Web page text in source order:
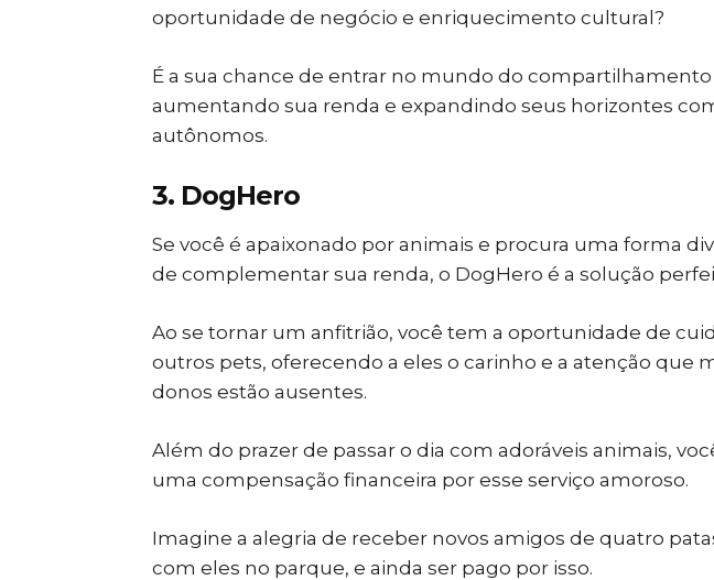
oportunidade de negócio e enriquecimento cultural?
É a sua chance de entrar no mundo do
aumentando sua renda e expandindo seus horizontes
autônomos.
3. DogHero
Se você é apaixonado por animais e procura uma forma
de complementar sua renda, o DogHero é a solução
Ao se tornar um anfitrião, você tem a oportunidade de
outros pets, oferecendo a eles o carinho e a atenção que
donos estão ausentes.
Além do prazer de passar o dia com adoráveis animais,
uma compensação financeira por esse serviço amoroso.
Imagine a alegria de receber novos amigos de quatro
com eles no parque, e ainda ser pago por isso.